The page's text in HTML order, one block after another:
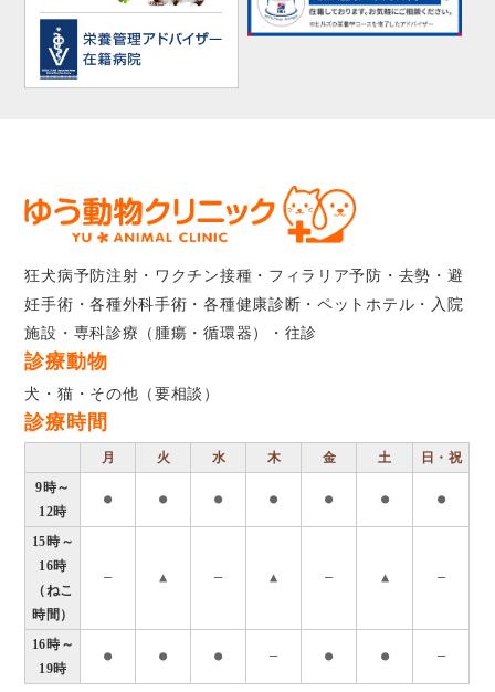
狂犬病予防注射・ワクチン接種・フィラリア予防・去勢・避
妊手術・各種外科手術・各種健康診断・ペットホテル・入院
施設・専科診療（腫瘍・循環器）・往診
診療動物
犬・猫・その他（要相談）
診療時間
月 火 水 木 金 土
日・祝
9時～
12時
● ● ● ● ● ● ●
15時～
16時
（ねこ
時間）
― ▲ ― ▲ ― ▲ ―
16時～
19時
● ● ● ― ● ● ―